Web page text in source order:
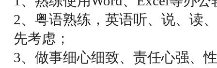
2、粤语熟练，英语听、说、读
先考虑；
3、做事细心细致、责任心强、